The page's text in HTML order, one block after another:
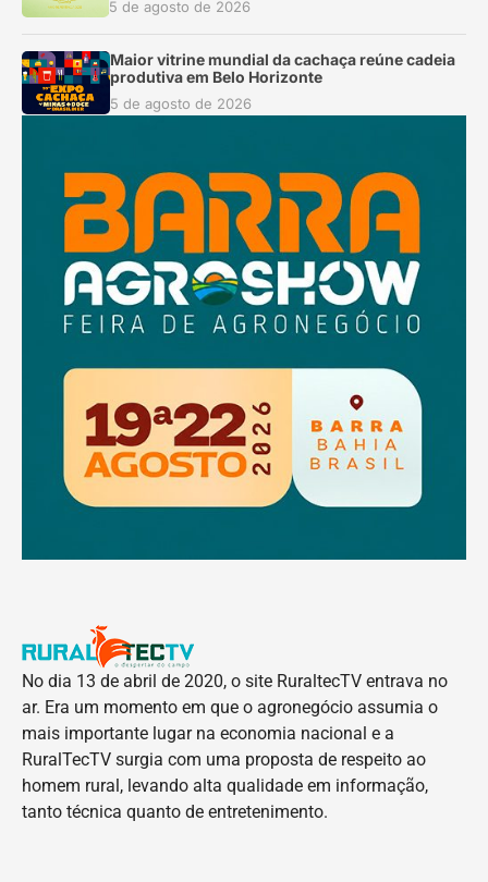
5 de agosto de 2026
Maior vitrine mundial da cachaça reúne cadeia
produtiva em Belo Horizonte
5 de agosto de 2026
No dia 13 de abril de 2020, o site RuraltecTV entrava no
ar. Era um momento em que o agronegócio assumia o
mais importante lugar na economia nacional e a
RuralTecTV surgia com uma proposta de respeito ao
homem rural, levando alta qualidade em informação,
tanto técnica quanto de entretenimento.